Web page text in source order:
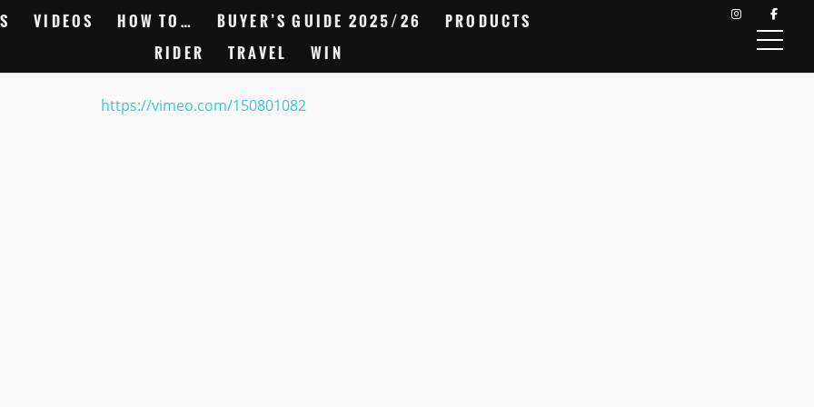
VIDEOS HOW TO… BUYER’S GUIDE 2025/26
PRODUCTS
RIDER
TRAVEL WIN
https://vimeo.com/150801082